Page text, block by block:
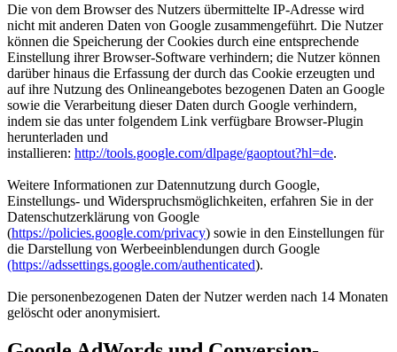
Die von dem Browser des Nutzers übermittelte IP-Adresse wird
nicht mit anderen Daten von Google zusammengeführt. Die Nutzer
können die Speicherung der Cookies durch eine entsprechende
Einstellung ihrer Browser-Software verhindern; die Nutzer können
darüber hinaus die Erfassung der durch das Cookie erzeugten und
auf ihre Nutzung des Onlineangebotes bezogenen Daten an Google
sowie die Verarbeitung dieser Daten durch Google verhindern,
indem sie das unter folgendem Link verfügbare Browser-Plugin
herunterladen und
installieren: http://tools.google.com/dlpage/gaoptout?hl=de.
Weitere Informationen zur Datennutzung durch Google,
Einstellungs- und Widerspruchsmöglichkeiten, erfahren Sie in der
Datenschutzerklärung von Google
(https://policies.google.com/privacy) sowie in den Einstellungen für
die Darstellung von Werbeeinblendungen durch Google
(https://adssettings.google.com/authenticated).
Die personenbezogenen Daten der Nutzer werden nach 14 Monaten
gelöscht oder anonymisiert.